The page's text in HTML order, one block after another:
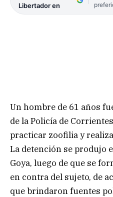
Libertador en
Un hombre de 61 años
de la Policía de
practicar zoofilia y
La detención se produjo
Goya, luego de que se
en contra del sujeto, de
que brindaron fuentes